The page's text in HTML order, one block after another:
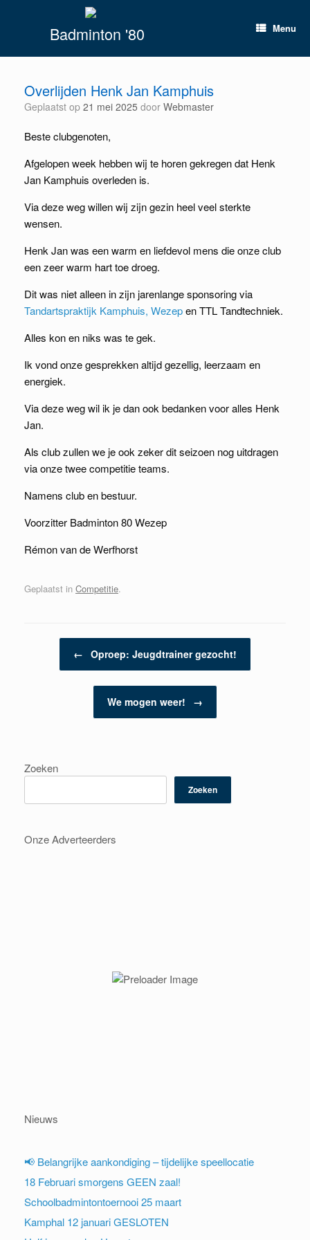
Badminton '80 Menu
Overlijden Henk Jan Kamphuis
Geplaatst op 21 mei 2025 door Webmaster
Beste clubgenoten,
Afgelopen week hebben wij te horen gekregen dat Henk
Jan Kamphuis overleden is.
Via deze weg willen wij zijn gezin heel veel sterkte
wensen.
Henk Jan was een warm en liefdevol mens die onze club
een zeer warm hart toe droeg.
Ditwas niet alleen in zijn jarenlange sponsoring via
Tandartspraktijk Kamphuis, Wezepen TTL Tandtechniek.
Alles kon en niks was te gek.
Ik vond onze gesprekken altijd gezellig, leerzaam en
energiek.
Via deze weg wil ik je dan ook bedanken voor alles Henk
Jan.
Als club zullen we je ook zeker dit seizoen nog uitdragen
via onze twee competitie teams.
Namens club en bestuur.
Voorzitter Badminton 80 Wezep
Rémon van de Werfhorst
Geplaatst in Competitie.
Berichtnavigatie
← Oproep: Jeugdtrainer gezocht!
We mogen weer! →
Zoeken
Zoeken
Onze Adverteerders
Nieuws
📢 Belangrijke aankondiging – tijdelijke speellocatie
18 Februari smorgens GEEN zaal!
Schoolbadmintontoernooi 25 maart
Kamphal 12 januari GESLOTEN